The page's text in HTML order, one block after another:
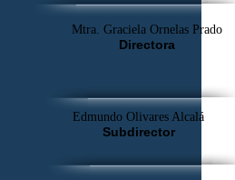
Mtra. Graciela Ornelas Prado
Directora
Edmundo Olivares Alcalá
Subdirector